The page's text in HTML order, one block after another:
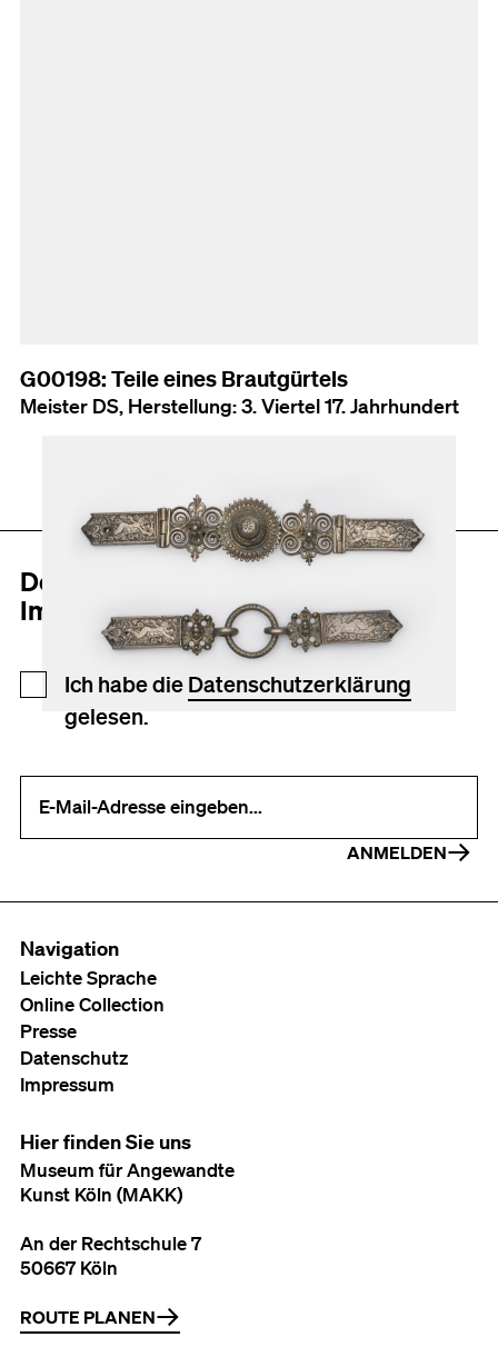
G00198: Teile eines Brautgürtels
Meister DS, Herstellung: 3. Viertel 17. Jahrhundert
Der MAKK Newsletter
Immer auf dem neusten Stand
Newsletter Anmeldung
Ich habe die Datenschutzerklärung
gelesen.
ANMELDEN
Navigation
Leichte Sprache
Online Collection
Presse
Datenschutz
Impressum
Hier finden Sie uns
Museum für Angewandte
Kunst Köln (MAKK)
An der Rechtschule 7
50667 Köln
ROUTE PLANEN